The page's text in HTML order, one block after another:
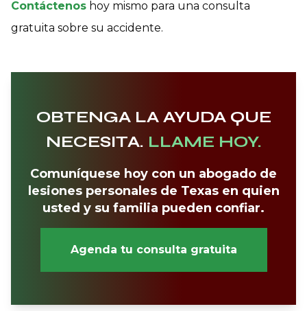
Contáctenos hoy mismo para una consulta
gratuita sobre su accidente.
OBTENGA LA AYUDA QUE
NECESITA. LLAME HOY.
Comuníquese hoy con un abogado de
lesiones personales de Texas en quien
usted y su familia pueden confiar.
Agenda tu consulta gratuita